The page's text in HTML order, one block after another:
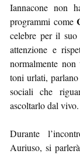
Iannacone non
programmi come
celebre per il suo
attenzione e
normalmente
toni urlati,
sociali che
ascoltarlo dal vivo.
Durante
Auriuso, si